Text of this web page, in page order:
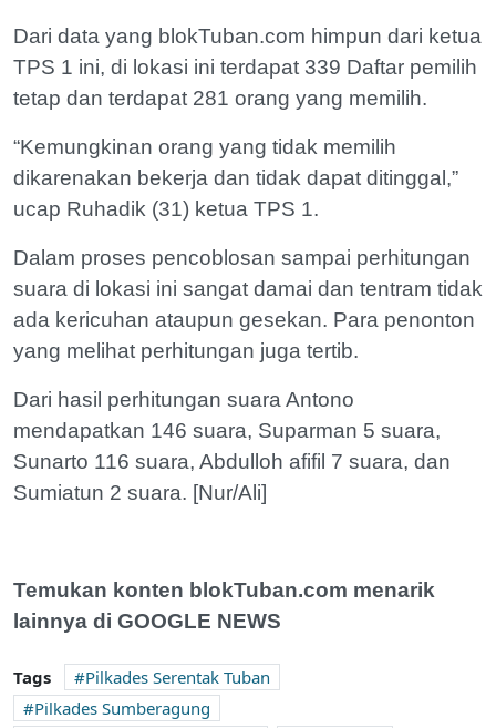
Dari data yang blokTuban.com himpun dari ketua
TPS 1 ini, di lokasi ini terdapat 339 Daftar pemilih
tetap dan terdapat 281 orang yang memilih.
“Kemungkinan orang yang tidak memilih
dikarenakan bekerja dan tidak dapat ditinggal,”
ucap Ruhadik (31) ketua TPS 1.
Dalam proses pencoblosan sampai perhitungan
suara di lokasi ini sangat damai dan tentram tidak
ada kericuhan ataupun gesekan. Para penonton
yang melihat perhitungan juga tertib.
Dari hasil perhitungan suara Antono
mendapatkan 146 suara, Suparman 5 suara,
Sunarto 116 suara, Abdulloh afifil 7 suara, dan
Sumiatun 2 suara. [Nur/Ali]
Temukan konten blokTuban.com menarik
lainnya di GOOGLE NEWS
Tags
Pilkades Serentak Tuban
Pilkades Sumberagung